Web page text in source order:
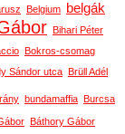
Belgium belgák
Bihari Péter
Bokros-csomag
Sándor utca Brüll Adél
bundamaffia Burcsa
Báthory Gábor